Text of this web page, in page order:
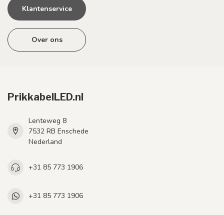
Klantenservice
Over ons
PrikkabelLED.nl
Lenteweg 8
7532 RB Enschede
Nederland
+31 85 773 1906
+31 85 773 1906